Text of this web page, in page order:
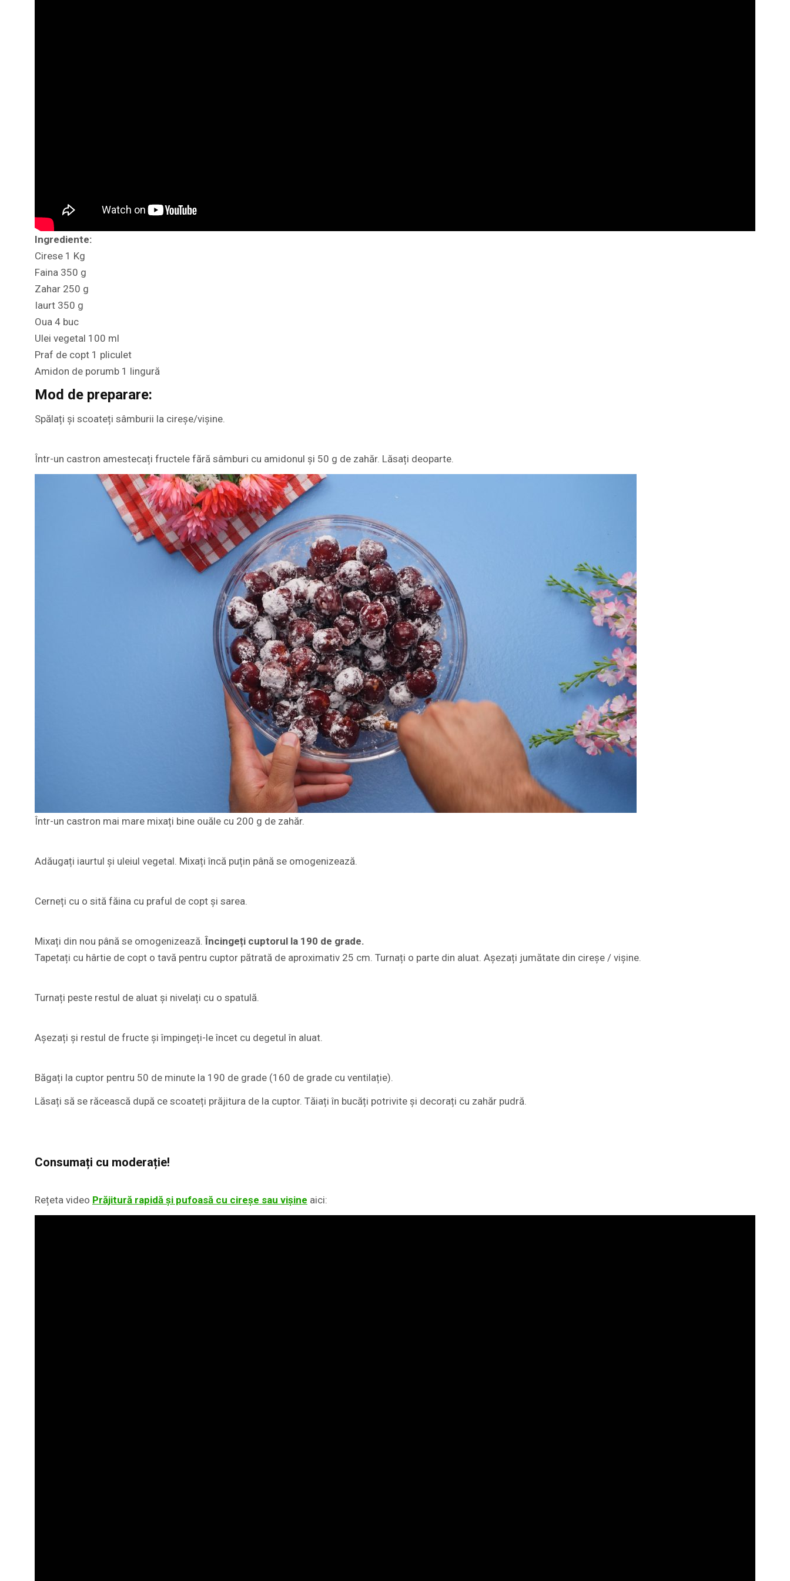
Ingrediente:
Cirese 1 Kg
Faina 350 g
Zahar 250 g
Iaurt 350 g
Oua 4 buc
Ulei vegetal 100 ml
Praf de copt 1 pliculet
Amidon de porumb 1 lingură
Mod de preparare:
Spălați și scoateți sâmburii la cireșe/vișine.
Într-un castron amestecați fructele fără sâmburi cu amidonul și 50 g de zahăr. Lăsați deoparte.
Într-un castron mai mare mixați bine ouăle cu 200 g de zahăr.
Adăugați iaurtul și uleiul vegetal. Mixați încă puțin până se omogenizează.
Cerneți cu o sită făina cu praful de copt și sarea.
Mixați din nou până se omogenizează.Încingeți cuptorul la 190 de grade.
Tapetați cu hârtie de copt o tavă pentru cuptor pătrată de aproximativ 25 cm. Turnați o parte din aluat. Așezați jumătate din cireșe / vișine.
Turnați peste restul de aluat și nivelați cu o spatulă.
Așezați și restul de fructe și împingeți-le încet cu degetul în aluat.
Băgați la cuptor pentru 50 de minute la 190 de grade (160 de grade cu ventilație).
Lăsați să se răcească după ce scoateți prăjitura de la cuptor. Tăiați în bucăți potrivite și decorați cu zahăr pudră.
Consumați cu moderație!
Rețeta video Prăjitură rapidă și pufoasă cu cireșe sau vișine aici: